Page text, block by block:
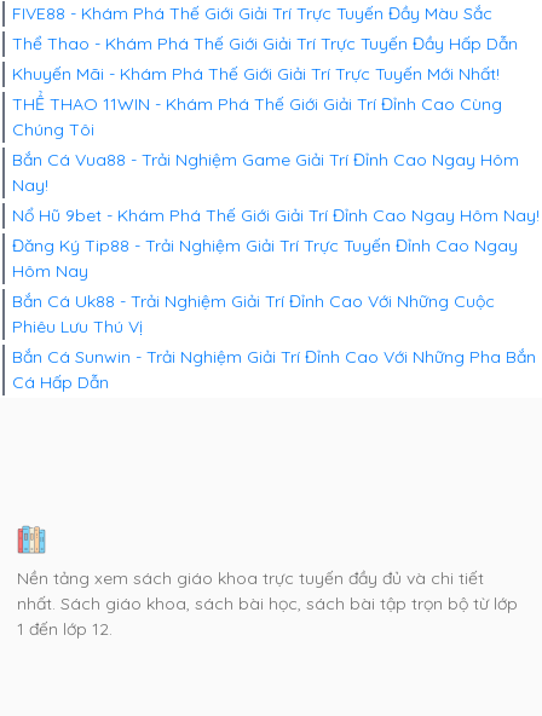
FIVE88 - Khám Phá Thế Giới Giải Trí Trực Tuyến Đầy Màu Sắc
Thể Thao - Khám Phá Thế Giới Giải Trí Trực Tuyến Đầy Hấp Dẫn
Khuyến Mãi - Khám Phá Thế Giới Giải Trí Trực Tuyến Mới Nhất!
THỂ THAO 11WIN - Khám Phá Thế Giới Giải Trí Đỉnh Cao Cùng
Chúng Tôi
Bắn Cá Vua88 - Trải Nghiệm Game Giải Trí Đỉnh Cao Ngay Hôm
Nay!
Nổ Hũ 9bet - Khám Phá Thế Giới Giải Trí Đỉnh Cao Ngay Hôm Nay!
Đăng Ký Tip88 - Trải Nghiệm Giải Trí Trực Tuyến Đỉnh Cao Ngay
Hôm Nay
Bắn Cá Uk88 - Trải Nghiệm Giải Trí Đỉnh Cao Với Những Cuộc
Phiêu Lưu Thú Vị
Bắn Cá Sunwin - Trải Nghiệm Giải Trí Đỉnh Cao Với Những Pha Bắn
Cá Hấp Dẫn
Nền tảng xem sách giáo khoa trực tuyến đầy đủ và chi tiết
nhất. Sách giáo khoa, sách bài học, sách bài tập trọn bộ từ lớp
1 đến lớp 12.